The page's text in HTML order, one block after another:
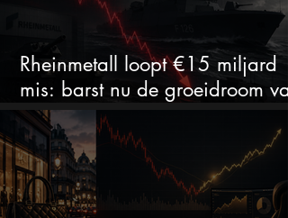
Rheinmetall loopt €15 miljard
mis: barst nu de groeidroom van
het defensiebedrijf?